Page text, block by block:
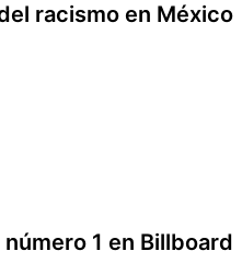
racismo en México
1 en Billboard